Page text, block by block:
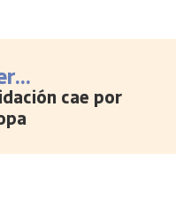
cae por